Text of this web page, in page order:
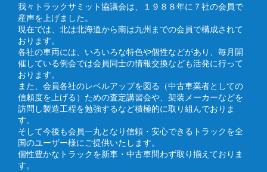
我々トラックサミット協議会は、１９８８年に７社の会員で
産声を上げました。
現在では、北は北海道から南は九州までの会員で構成されて
おります。
各社の車両には、いろいろな特色や個性などがあり、毎月開
催している例会では会員同士の情報交換なども活発に行って
おります。
また、会員各社のレベルアップを図る（中古車業者としての
信頼度を上げる）ための査定講習会や、架装メーカーなどを
訪問し製造工程を勉強するなど積極的に取り組んでおりま
す。
そして今後も会員一丸となり信頼・安心できるトラックを全
国のユーザー様にご提供いたします。
個性豊かなトラックを新車・中古車問わず取り揃えておりま
す。